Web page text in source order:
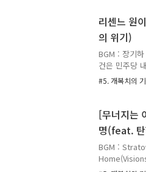
리센느 원
의 위기)
BGM : 장기
건은 민주당
건과 장윤기
민주당 내
이 두 사건으
그렇다면 앞
될 가능성이
어서야 한다.
#5. 개복치의
[무너지는
명(feat.
BGM :